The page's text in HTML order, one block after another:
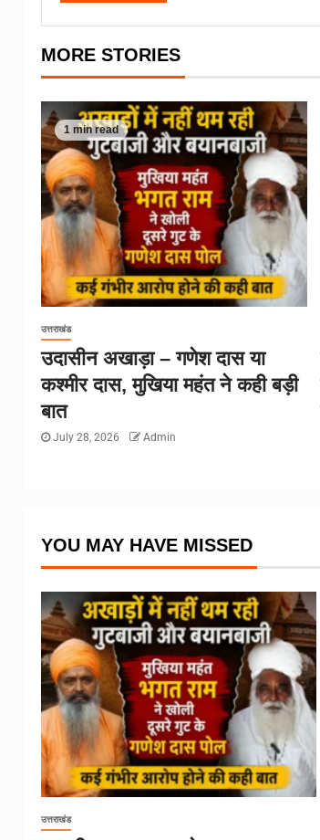
MORE STORIES
1 min read
उत्तराखंड
उदासीन अखाड़ा – गणेश दास या
कश्मीर दास, मुखिया महंत ने कही बड़ी
बात
July 28, 2026 Admin
YOU MAY HAVE MISSED
उत्तराखंड